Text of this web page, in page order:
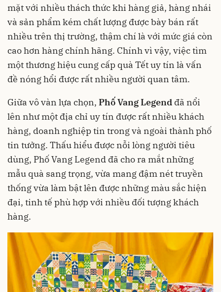
mặt với nhiều thách thức khi hàng giả, hàng nhái
và sản phẩm kém chất lượng được bày bán rất
nhiều trên thị trường, thậm chí là với mức giá còn
cao hơn hàng chính hãng. Chính vì vậy, việc tìm
một thương hiệu cung cấp quà Tết uy tín là vấn
đề nóng hổi được rất nhiều người quan tâm.
Giữa vô vàn lựa chọn, Phố Vang Legend đã nổi
lên như một địa chỉ uy tín được rất nhiều khách
hàng, doanh nghiệp tin trong và ngoài thành phố
tin tưởng. Thấu hiểu được nỗi lòng người tiêu
dùng, Phố Vang Legend đã cho ra mắt những
mẫu quà sang trọng, vừa mang đậm nét truyền
thống vừa làm bật lên được những màu sắc hiện
đại, tinh tế phù hợp với nhiều đối tượng khách
hàng.